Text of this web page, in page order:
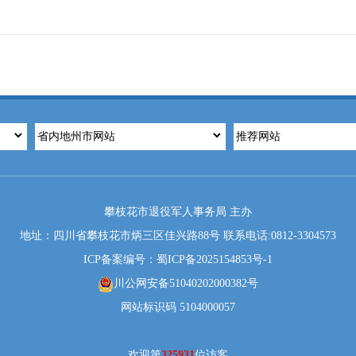
攀枝花市退役军人事务局 主办
地址：四川省攀枝花市炳三区佳兴路88号 联系电话:0812-3304573
ICP备案编号：蜀ICP备2025154853号-1
川公网安备51040202000382号
网站标识码 5104000057